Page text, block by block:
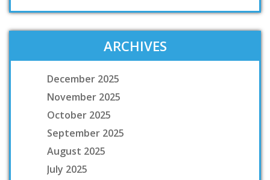
ARCHIVES
December 2025
November 2025
October 2025
September 2025
August 2025
July 2025